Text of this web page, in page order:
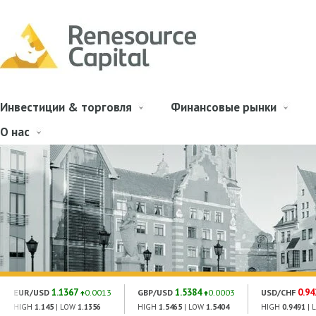
Инвестиции & торговля Финансовые рынки
О нас
EUR/USD 1.1367 0.0013
HIGH 1.145 | LOW 1.1356
GBP/USD 1.5384 0.0003
HIGH 1.5465 | LOW 1.5404
USD/CHF
HIGH 0.9491 |